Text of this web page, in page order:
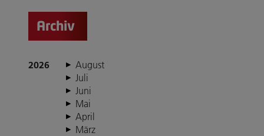
Archiv
2026
August
Juli
Juni
Mai
April
März